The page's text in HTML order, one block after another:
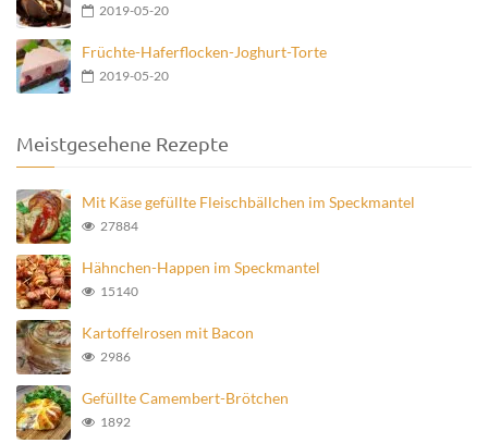
2019-05-20
Früchte-Haferflocken-Joghurt-Torte
2019-05-20
Meistgesehene Rezepte
Mit Käse gefüllte Fleischbällchen im Speckmantel
27884
Hähnchen-Happen im Speckmantel
15140
Kartoffelrosen mit Bacon
2986
Gefüllte Camembert-Brötchen
1892